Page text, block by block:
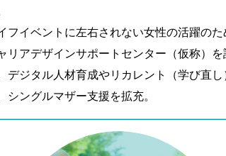
フイベントに左右されない女性の活躍のた
リアデザインサポートセンター（仮称）を
デジタル人材育成やリカレント（学び直し
シングルマザー支援を拡充。